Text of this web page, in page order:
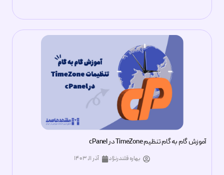
آموزش گام به گام تنظیم TimeZone در cPanel
بهاره قلندرنژاد آذر ۱۱, ۱۴۰۳